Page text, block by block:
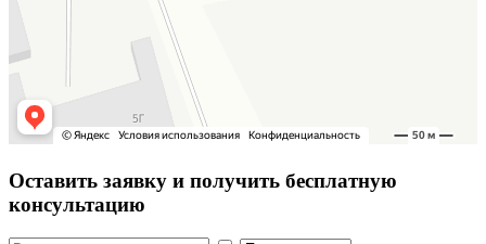
Оставить заявку и получить бесплатную
консультацию